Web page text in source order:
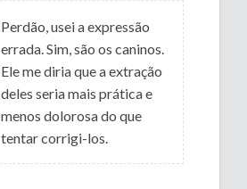
Perdão, usei a expressão
errada. Sim, são os caninos.
Ele me diria que a extração
deles seria mais prática e
menos dolorosa do que
tentar corrigi-los.